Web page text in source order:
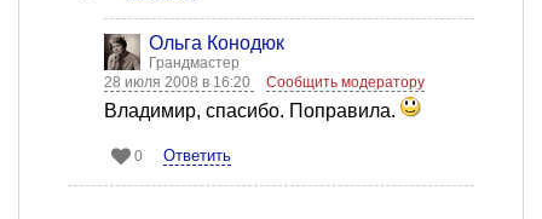
Ольга Конодюк
Грандмастер
28 июля 2008 в 16:20
Сообщить модератору
Владимир, спасибо. Поправила.
0 Ответить